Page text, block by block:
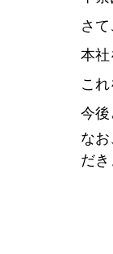
さ
本社
こ
今後
な
だき